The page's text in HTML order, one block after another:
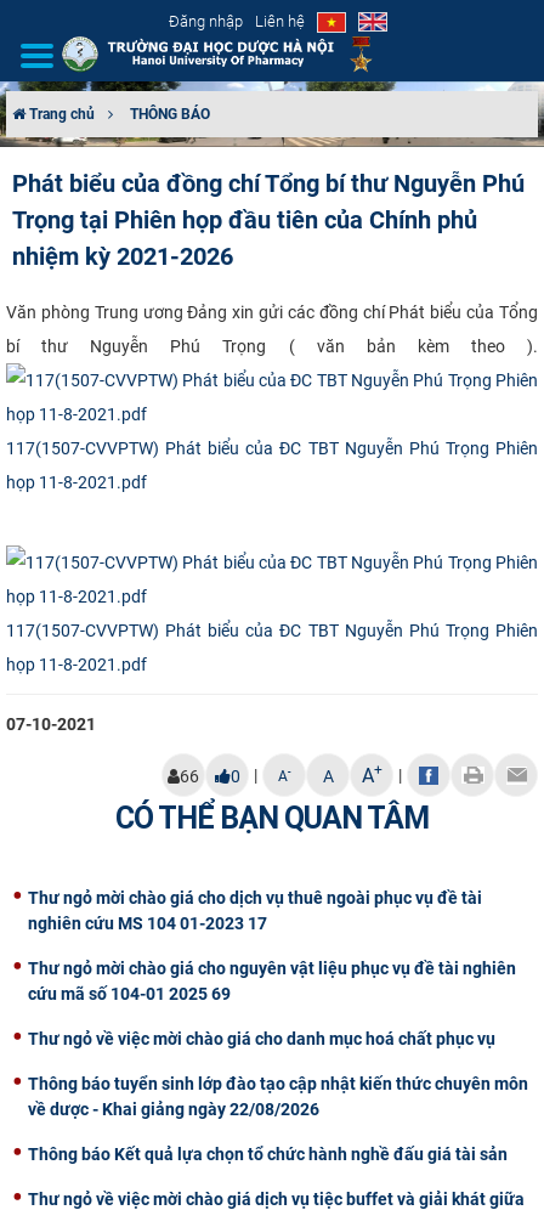
Đăng nhập Liên hệ
CƠ CẤU TỔ CHỨC
TUYỂN SINH
ĐÀO TẠO
ĐẢM BẢO CHẤT LƯỢNG
KHOA HỌC CÔNG NGHỆ
CỰU NGƯỜI HỌC
Trang chủ THÔNG BÁO
Phát biểu của đồng chí Tổng bí thư Nguyễn Phú
Trọng tại Phiên họp đầu tiên của Chính phủ
nhiệm kỳ 2021-2026
​Văn phòng Trung ương Đảng xin gửi các đồng chí Phát biểu của Tổng
bí thư Nguyễn Phú Trọng ( văn bản kèm theo ).
117(1507-CVVPTW) Phát biểu của ĐC TBT Nguyễn Phú Trọng Phiên
họp 11-8-2021.pdf
117(1507-CVVPTW) Phát biểu của ĐC TBT Nguyễn Phú Trọng Phiên
họp 11-8-2021.pdf
07-10-2021
66 0 | A- A A+ |
CÓ THỂ BẠN QUAN TÂM
Thư ngỏ mời chào giá cho dịch vụ thuê ngoài phục vụ đề tài
nghiên cứu MS 104 01-2023 17
Thư ngỏ mời chào giá cho nguyên vật liệu phục vụ đề tài nghiên
cứu mã số 104-01 2025 69
Thư ngỏ về việc mời chào giá cho danh mục hoá chất phục vụ
Thông báo tuyển sinh lớp đào tạo cập nhật kiến thức chuyên môn
về dược - Khai giảng ngày 22/08/2026
Thông báo Kết quả lựa chọn tổ chức hành nghề đấu giá tài sản
Thư ngỏ về việc mời chào giá dịch vụ tiệc buffet và giải khát giữa